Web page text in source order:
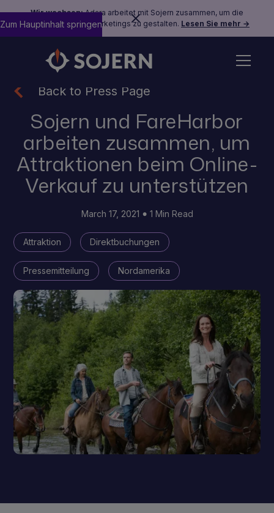
Wir wachsen:Adara arbeitet mit Sojern zusammen, um die
Zukunft des Reisemarketings zu gestalten. Lesen Sie mehr →
Zum Hauptinhalt springen
Back to Press Page
Sojern und FareHarbor
arbeiten zusammen, um
Attraktionen beim Online-
Verkauf zu unterstützen
March 17, 2021 1 Min Read
Attraktion Direktbuchungen
Pressemitteilung Nordamerika